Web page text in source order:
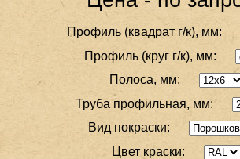
Профиль (квадрат г/к), мм:
Профиль (круг г/к), мм:
Полоса, мм:
Труба профильная, мм:
Вид покраски:
Цвет краски: